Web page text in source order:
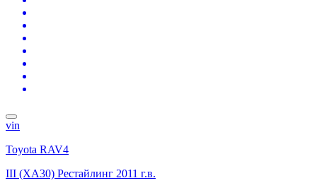
vin
Toyota RAV4
III (XA30) Рестайлинг 2011 г.в.